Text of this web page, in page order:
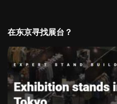
在东京寻找展台？